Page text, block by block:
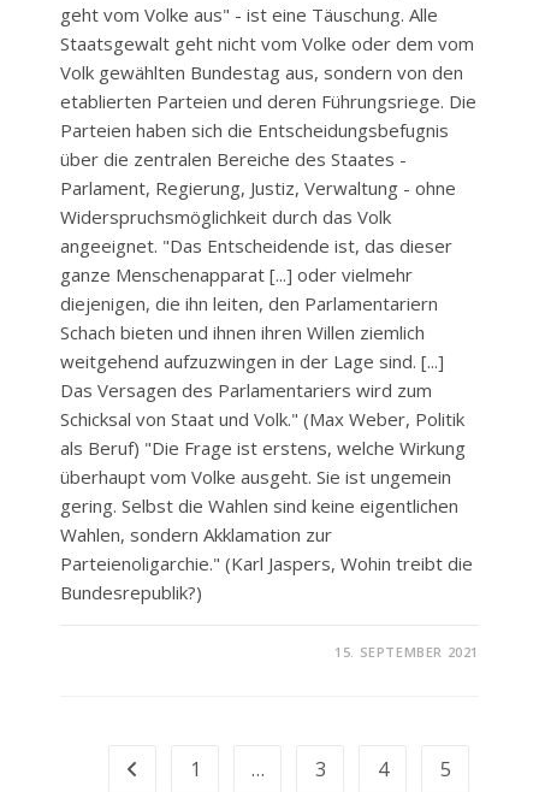
geht vom Volke aus" - ist eine Täuschung. Alle
Staatsgewalt geht nicht vom Volke oder dem vom
Volk gewählten Bundestag aus, sondern von den
etablierten Parteien und deren Führungsriege. Die
Parteien haben sich die Entscheidungsbefugnis
über die zentralen Bereiche des Staates -
Parlament, Regierung, Justiz, Verwaltung - ohne
Widerspruchsmöglichkeit durch das Volk
angeeignet. "Das Entscheidende ist, das dieser
ganze Menschenapparat [...] oder vielmehr
diejenigen, die ihn leiten, den Parlamentariern
Schach bieten und ihnen ihren Willen ziemlich
weitgehend aufzuzwingen in der Lage sind. [...]
Das Versagen des Parlamentariers wird zum
Schicksal von Staat und Volk." (Max Weber, Politik
als Beruf) "Die Frage ist erstens, welche Wirkung
überhaupt vom Volke ausgeht. Sie ist ungemein
gering. Selbst die Wahlen sind keine eigentlichen
Wahlen, sondern Akklamation zur
Parteienoligarchie." (Karl Jaspers, Wohin treibt die
Bundesrepublik?)
15. SEPTEMBER 2021
Zur vorherigen Seite
1 … 3 4
5